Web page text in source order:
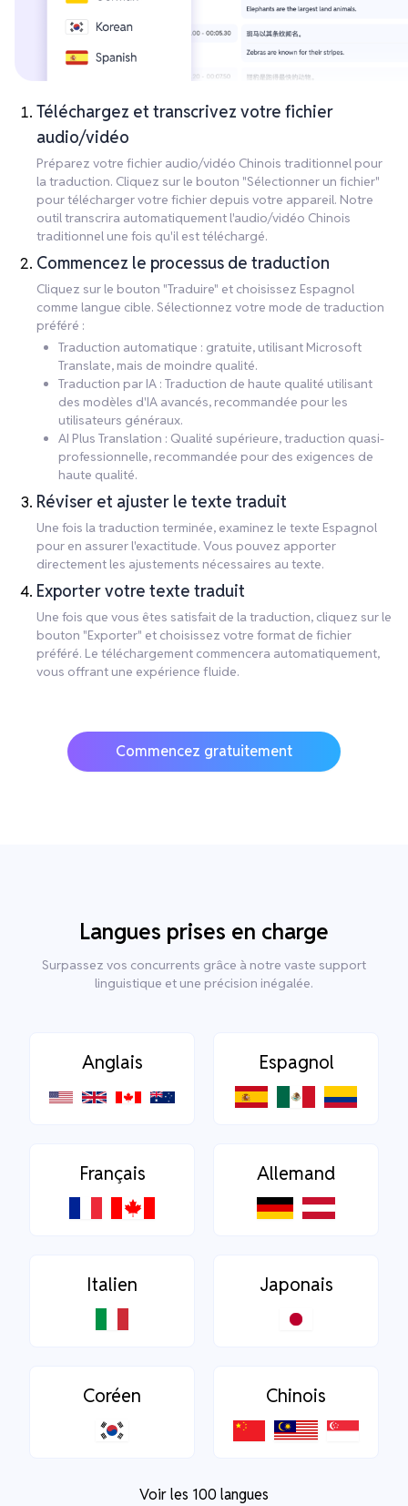
Téléchargez et transcrivez votre fichier
audio/vidéo
Préparez votre fichier audio/vidéo Chinois traditionnel pour
la traduction. Cliquez sur le bouton "Sélectionner un fichier"
pour télécharger votre fichier depuis votre appareil. Notre
outil transcrira automatiquement l'audio/vidéo Chinois
traditionnel une fois qu'il est téléchargé.
Commencez le processus de traduction
Cliquez sur le bouton "Traduire" et choisissez Espagnol
comme langue cible. Sélectionnez votre mode de traduction
préféré :
Traduction automatique : gratuite, utilisant Microsoft
Translate, mais de moindre qualité.
Traduction par IA : Traduction de haute qualité utilisant
des modèles d'IA avancés, recommandée pour les
utilisateurs généraux.
AI Plus Translation : Qualité supérieure, traduction quasi-
professionnelle, recommandée pour des exigences de
haute qualité.
Réviser et ajuster le texte traduit
Une fois la traduction terminée, examinez le texte Espagnol
pour en assurer l'exactitude. Vous pouvez apporter
directement les ajustements nécessaires au texte.
Exporter votre texte traduit
Une fois que vous êtes satisfait de la traduction, cliquez sur le
bouton "Exporter" et choisissez votre format de fichier
préféré. Le téléchargement commencera automatiquement,
vous offrant une expérience fluide.
Commencez gratuitement
Langues prises en charge
Surpassez vos concurrents grâce à notre vaste support
linguistique et une précision inégalée.
Anglais Espagnol
Français Allemand
Italien Japonais
Coréen Chinois
Voir les 100 langues